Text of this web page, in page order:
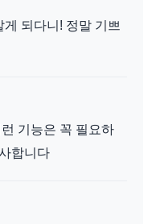
되다니! 정말 기쁘
기능은 꼭 필요하
합니다